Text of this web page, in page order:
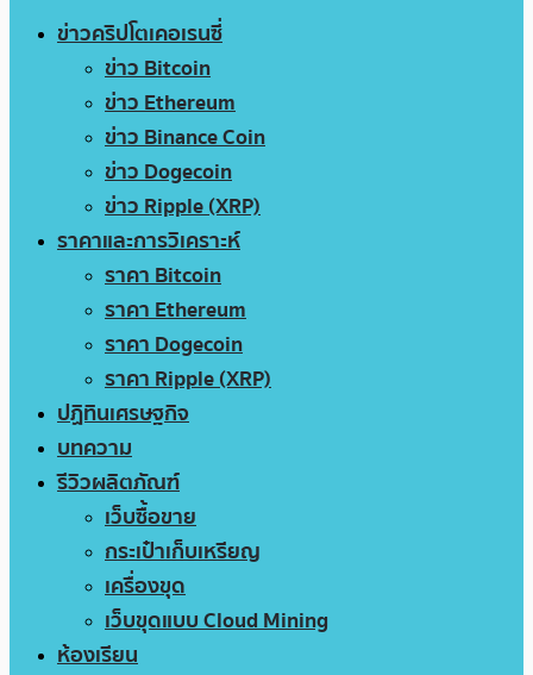
ข่าวคริปโตเคอเรนซี่
ข่าว Bitcoin
ข่าว Ethereum
ข่าว Binance Coin
ข่าว Dogecoin
ข่าว Ripple (XRP)
ราคาและการวิเคราะห์
ราคา Bitcoin
ราคา Ethereum
ราคา Dogecoin
ราคา Ripple (XRP)
ปฏิทินเศรษฐกิจ
บทความ
รีวิวผลิตภัณฑ์
เว็บซื้อขาย
กระเป๋าเก็บเหรียญ
เครื่องขุด
เว็บขุดแบบ Cloud Mining
ห้องเรียน